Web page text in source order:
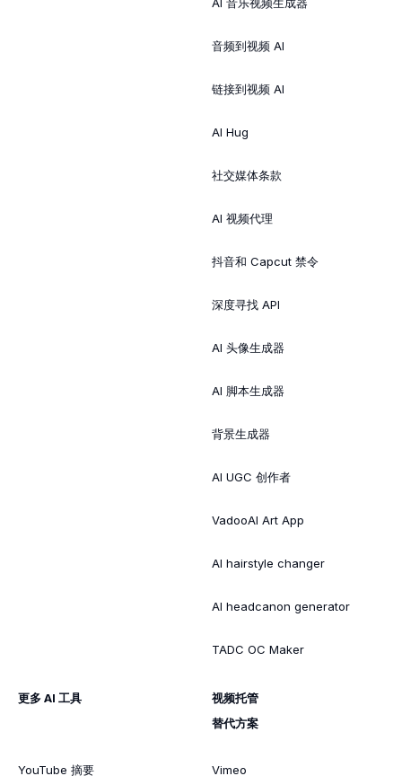
AI 音乐视频生成器
音频到视频 AI
链接到视频 AI
AI Hug
社交媒体条款
AI 视频代理
抖音和 Capcut 禁令
深度寻找 API
AI 头像生成器
AI 脚本生成器
背景生成器
AI UGC 创作者
VadooAI Art App
AI hairstyle changer
AI headcanon generator
TADC OC Maker
更多 AI 工具
YouTube 摘要
视频托管
替代方案
Vimeo